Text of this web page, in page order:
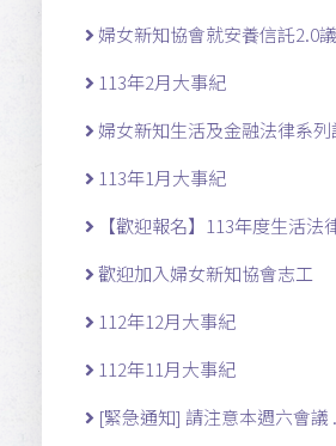
婦女新知協會就安養信託2.0
113年2月大事紀
婦女新知生活及金融法律系列
113年1月大事紀
【歡迎報名】113年度生活法
歡迎加入婦女新知協會志工
112年12月大事紀
112年11月大事紀
[緊急通知] 請注意本週六會議